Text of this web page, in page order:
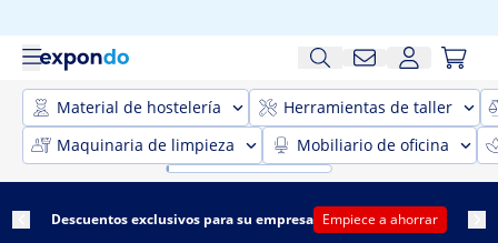
Material de hostelería
Herramientas de taller
Maquinaria de limpieza
Mobiliario de oficina
Descuentos exclusivos para su empresa Empiece a ahorrar